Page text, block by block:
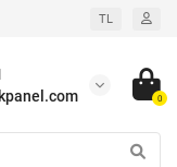
TL
0